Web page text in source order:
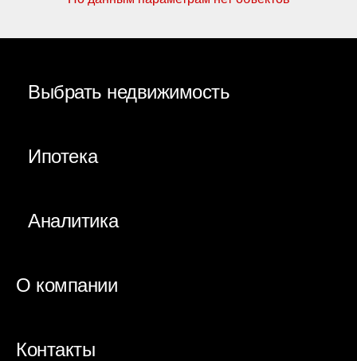
Выбрать недвижимость
Ипотека
Аналитика
О компании
Контакты